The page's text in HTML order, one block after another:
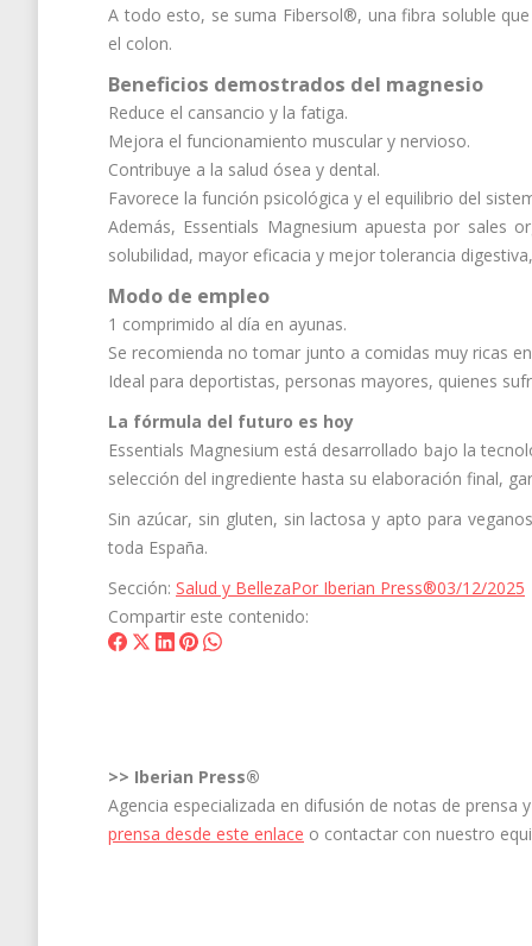
A todo esto, se suma Fibersol®, una fibra soluble
el colon.
Beneficios demostrados del magnesio
Reduce el cansancio y la fatiga.
Mejora el funcionamiento muscular y nervioso.
Contribuye a la salud ósea y dental.
Favorece la función psicológica y el equilibrio del
Además, Essentials Magnesium apuesta por sales
solubilidad, mayor eficacia y mejor tolerancia
Modo de empleo
1 comprimido al día en ayunas.
Se recomienda no tomar junto a comidas muy ricas
Ideal para deportistas, personas mayores, quienes
La fórmula del futuro es hoy
Essentials Magnesium está desarrollado bajo la
selección del ingrediente hasta su elaboración final,
Sin azúcar, sin gluten, sin lactosa y apto para
toda España.
Sección: Salud y BellezaPor Iberian Press®03/12/2025
Compartir este contenido:
ShareShareShare
ShareShare
>> Iberian Press®
Agencia especializada en difusión de notas de
prensa desde este enlace o contactar con nuestro